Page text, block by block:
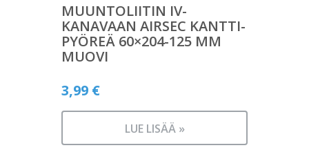
MUUNTOLIITIN IV-
KANAVAAN AIRSEC KANTTI-
PYÖREÄ 60×204-125 MM
MUOVI
3,99 €
LUE LISÄÄ »